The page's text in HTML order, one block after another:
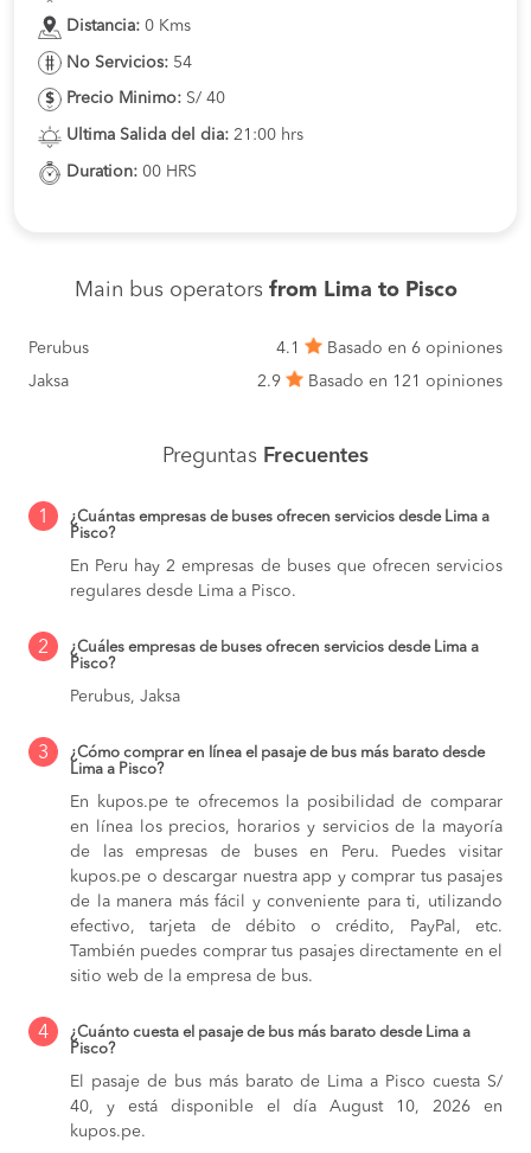
Distancia: 0 Kms
No Servicios: 54
Precio Minimo: S/ 40
Ultima Salida del dia: 21:00 hrs
Duration: 00 HRS
Main bus operators from Lima to Pisco
Perubus 4.1
Basado en 6 opiniones
Jaksa
2.9 Basado en 121 opiniones
Preguntas Frecuentes
1
¿Cuántas empresas de buses ofrecen servicios desde Lima a
Pisco?
En Peru hay 2 empresas de buses que ofrecen servicios
regulares desde Lima a Pisco.
2
¿Cuáles empresas de buses ofrecen servicios desde Lima a
Pisco?
Perubus, Jaksa
3
¿Cómo comprar en línea el pasaje de bus más barato desde
Lima a Pisco?
En kupos.pe te ofrecemos la posibilidad de comparar
en línea los precios, horarios y servicios de la mayoría
de las empresas de buses en Peru. Puedes visitar
kupos.pe o descargar nuestra app y comprar tus pasajes
de la manera más fácil y conveniente para ti, utilizando
efectivo, tarjeta de débito o crédito, PayPal, etc.
También puedes comprar tus pasajes directamente en el
sitio web de la empresa de bus.
4
¿Cuánto cuesta el pasaje de bus más barato desde Lima a
Pisco?
El pasaje de bus más barato de Lima a Pisco cuesta S/
40, y está disponible el día August 10, 2026 en
kupos.pe.